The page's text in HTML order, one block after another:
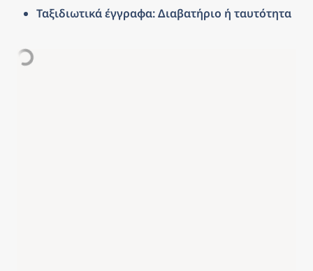
Ταξιδιωτικά έγγραφα: Διαβατήριο ή ταυτότητα